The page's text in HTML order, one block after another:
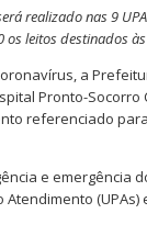
realizado nas 9
leitos destinados
a
Pronto-Socorro
referenciado
e emergência
(UPAs)